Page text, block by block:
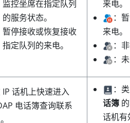
监控坐席在指定队列
的服务状态。
暂停接收或恢复接收
指定队列的来电。
来电。
：
来电。
：
：
IP 话机上快速进入
电话簿查询联系
：
话簿
话机有